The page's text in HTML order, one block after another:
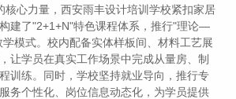
力量，西安雨丰设计培训学校紧扣家居
建了"2+1+N"特色课程体系，推行"理论—
模式。校内配备实体样板间、材料工艺展
让学员在真实工作场景中完成从量房、制
训练。同时，学校坚持就业导向，推行专
务个性化、岗位信息动态化，为学员提供